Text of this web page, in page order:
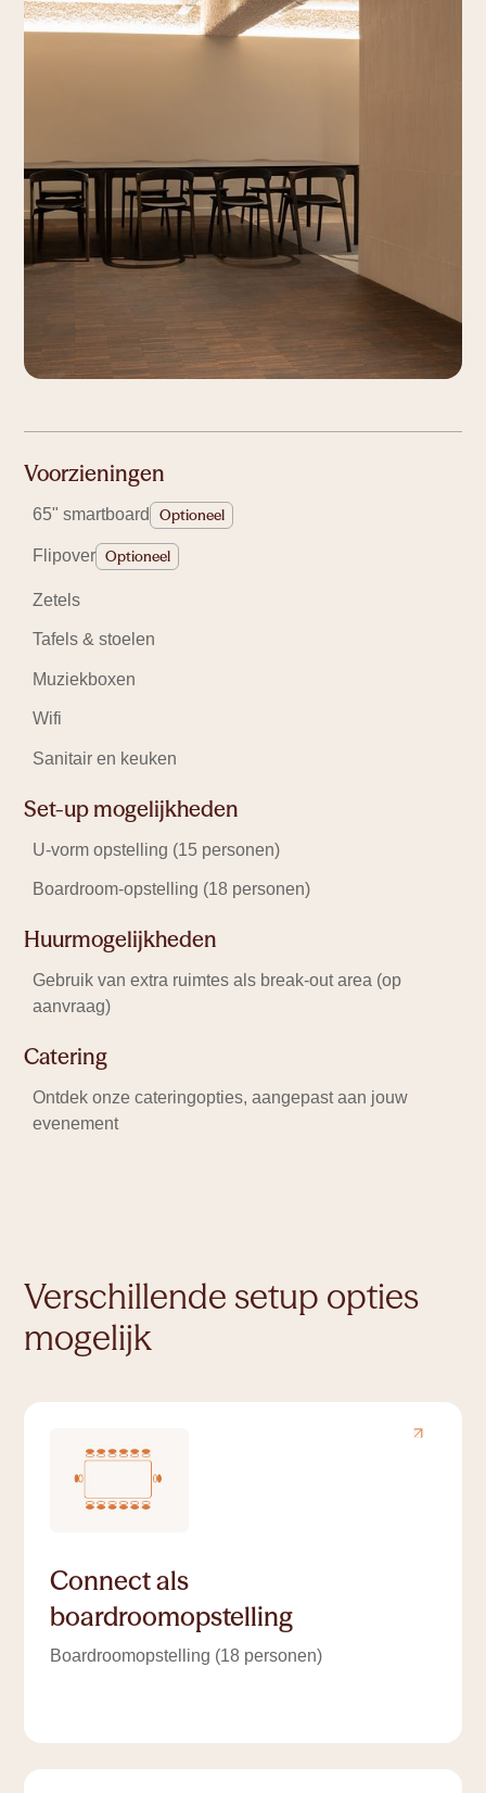
Cocon
1 tot 5personen
Corner
1 tot 2personen
Connect
1 tot 14 personen
Ruimte om te connecteren
Ruimte om te leren
Ruimte om te creëren
Ruimte om te werken
Voorzieningen
65" smartboard Optioneel
Flipover Optioneel
Zetels
Tafels & stoelen
Muziekboxen
Wifi
Sanitair en keuken
Set-up mogelijkheden
U-vorm opstelling (15 personen)
Boardroom-opstelling (18 personen)
Huurmogelijkheden
Gebruik van extra ruimtes als break-out area (op
aanvraag)
Catering
Ontdek onze cateringopties, aangepast aan jouw
evenement
Verschillende setup opties
mogelijk
Connect als
boardroomopstelling
Boardroomopstelling (18 personen)